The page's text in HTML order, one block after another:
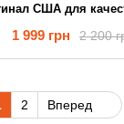
США для
2 200
1 999 грн
2 Вперед